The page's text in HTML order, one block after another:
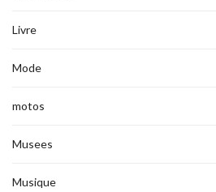
Livre
Mode
motos
Musees
Musique